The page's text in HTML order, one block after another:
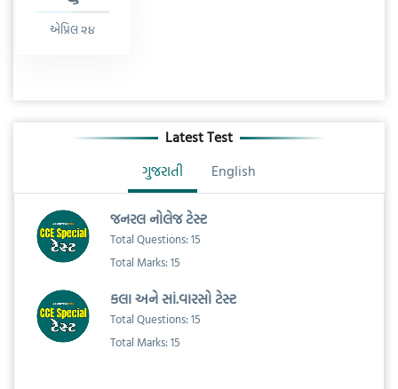
એપ્રિલ ૨૪
Latest Test
ગુજરાતી
English
જનરલ નોલેજ ટેસ્ટ
Total Questions: 15
Total Marks: 15
કલા અને સાં.વારસો ટેસ્ટ
Total Questions: 15
Total Marks: 15